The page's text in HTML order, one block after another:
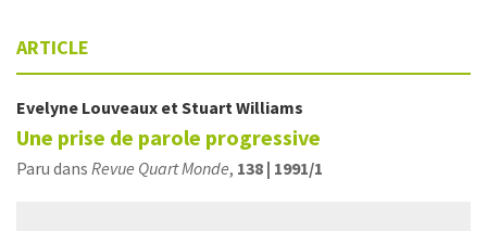
ARTICLE
Evelyne Louveaux etStuartWilliams
Une prise de parole progressive
Paru dans Revue Quart Monde, 138 | 1991/1